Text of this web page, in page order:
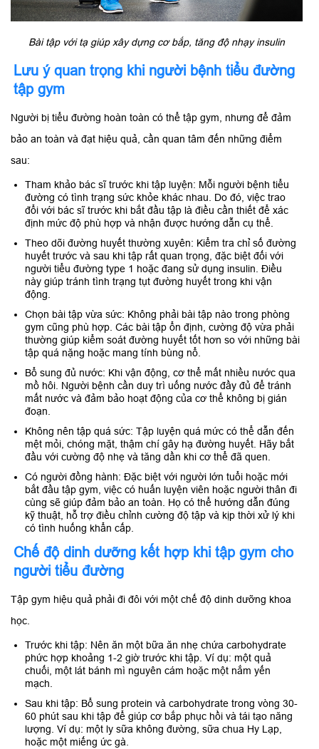
Bài tập với tạ giúp xây dựng cơ bắp, tăng độ nhạy insulin
Lưu ý quan trọng khi người bệnh tiểu đường
tập gym
Người bị tiểu đường hoàn toàn có thể tập gym, nhưng để đảm
bảo an toàn và đạt hiệu quả, cần quan tâm đến những điểm
sau:
Tham khảo bác sĩ trước khi tập luyện: Mỗi người bệnh tiểu
đường có tình trạng sức khỏe khác nhau. Do đó, việc trao
đổi với bác sĩ trước khi bắt đầu tập là điều cần thiết để xác
định mức độ phù hợp và nhận được hướng dẫn cụ thể.
Theo dõi đường huyết thường xuyên: Kiểm tra chỉ số đường
huyết trước và sau khi tập rất quan trọng, đặc biệt đối với
người tiểu đường type 1 hoặc đang sử dụng insulin. Điều
này giúp tránh tình trạng tụt đường huyết trong khi vận
động.
Chọn bài tập vừa sức: Không phải bài tập nào trong phòng
gym cũng phù hợp. Các bài tập ổn định, cường độ vừa phải
thường giúp kiểm soát đường huyết tốt hơn so với những bài
tập quá nặng hoặc mang tính bùng nổ.
Bổ sung đủ nước: Khi vận động, cơ thể mất nhiều nước qua
mồ hôi. Người bệnh cần duy trì uống nước đầy đủ để tránh
mất nước và đảm bảo hoạt động của cơ thể không bị gián
đoạn.
Không nên tập quá sức: Tập luyện quá mức có thể dẫn đến
mệt mỏi, chóng mặt, thậm chí gây hạ đường huyết. Hãy bắt
đầu với cường độ nhẹ và tăng dần khi cơ thể đã quen.
Có người đồng hành: Đặc biệt với người lớn tuổi hoặc mới
bắt đầu tập gym, việc có huấn luyện viên hoặc người thân đi
cùng sẽ giúp đảm bảo an toàn. Họ có thể hướng dẫn đúng
kỹ thuật, hỗ trợ điều chỉnh cường độ tập và kịp thời xử lý khi
có tình huống khẩn cấp.
Chế độ dinh dưỡng kết hợp khi tập gym cho
người tiểu đường
Tập gym hiệu quả phải đi đôi với một chế độ dinh dưỡng khoa
học.
Trước khi tập: Nên ăn một bữa ăn nhẹ chứa carbohydrate
phức hợp khoảng 1-2 giờ trước khi tập. Ví dụ: một quả
chuối, một lát bánh mì nguyên cám hoặc một nắm yến
mạch.
Sau khi tập: Bổ sung protein và carbohydrate trong vòng 30-
60 phút sau khi tập để giúp cơ bắp phục hồi và tái tạo năng
lượng. Ví dụ: một ly sữa không đường, sữa chua Hy Lạp,
hoặc một miếng ức gà.